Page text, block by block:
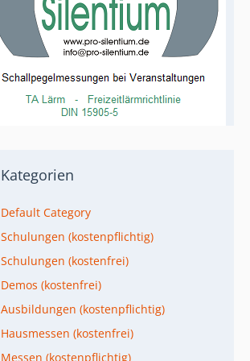
Kategorien
Default Category
Schulungen (kostenpflichtig)
Schulungen (kostenfrei)
Demos (kostenfrei)
Ausbildungen (kostenpflichtig)
Hausmessen (kostenfrei)
Messen (kostenpflichtig)